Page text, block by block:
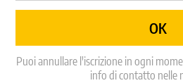
Puoi annullare l'iscrizione in ogni
info di contatto nelle